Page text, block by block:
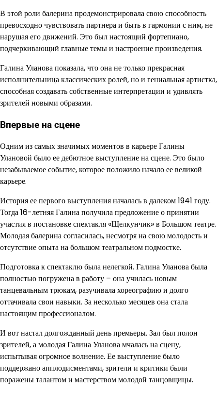
В этой роли балерина продемонстрировала свою способность
превосходно чувствовать партнера и быть в гармонии с ним, не
нарушая его движений. Это был настоящий фортепиано,
подчеркивающий главные темы и настроение произведения.
Галина Уланова ​​показала, что она не только прекрасная
исполнительница классических ролей, но и гениальная артистка,
способная создавать собственные интерпретации и удивлять
зрителей новыми образами.
Впервые на сцене
Одним из самых значимых моментов в карьере Галины
Улановой было ее дебютное выступление на сцене. Это было
незабываемое событие, которое положило начало ее великой
карьере.
История ее первого выступления началась в далеком 1941 году.
Тогда 16-летняя Галина получила предложение о принятии
участия в постановке спектакля «Щелкунчик» в Большом театре.
Молодая балерина согласилась, несмотря на свою молодость и
отсутствие опыта на большом театральном подмостке.
Подготовка к спектаклю была нелегкой. Галина Уланова была
полностью погружена в работу – она училась новым
танцевальным трюкам, разучивала хореографию и долго
оттачивала свои навыки. За несколько месяцев она стала
настоящим профессионалом.
И вот настал долгожданный день премьеры. Зал был полон
зрителей, а молодая Галина Уланова мчалась на сцену,
испытывая огромное волнение. Ее выступление было
поддержано апплодисментами, зрители и критики были
поражены талантом и мастерством молодой танцовщицы.